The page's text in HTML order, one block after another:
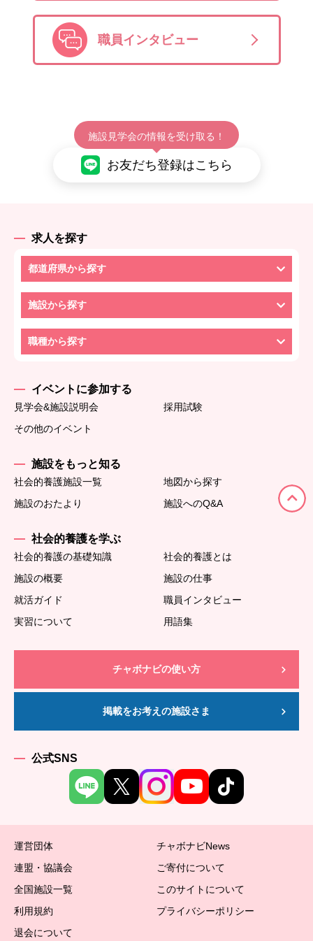
職員インタビュー
施設見学会の情報を受け取る！
お友だち登録はこちら
求人を探す
都道府県から探す
施設から探す
職種から探す
イベントに参加する
見学会&施設説明会
採用試験
その他のイベント
施設をもっと知る
社会的養護施設一覧
地図から探す
施設のおたより
施設へのQ&A
社会的養護を学ぶ
社会的養護の基礎知識
社会的養護とは
施設の概要
施設の仕事
就活ガイド
職員インタビュー
実習について
用語集
チャボナビの使い方
掲載をお考えの施設さま
公式SNS
運営団体
チャボナビNews
連盟・協議会
ご寄付について
全国施設一覧
このサイトについて
利用規約
プライバシーポリシー
退会について